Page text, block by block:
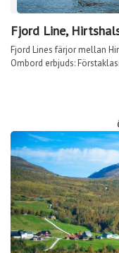
Fjord Line,
Fjord Lines färjor mellan
Ombord erbjuds: